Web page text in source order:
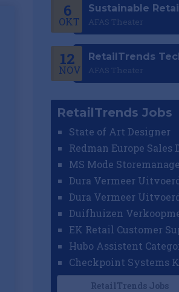
6
OKT
Sustainable
AFAS Theater
12
NOV
RetailTrends
AFAS Theater
RetailTrends Jobs
State of Art Designer
MS Mode
RetailTrends Jobs